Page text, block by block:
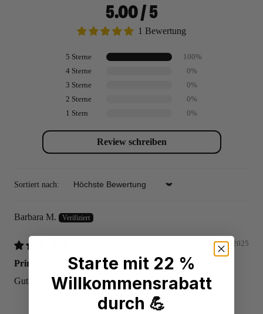
5.00 / 5
1 Bewertung
5 Sterne
100%
4 Sterne
0%
3 Sterne
0%
2 Sterne
0%
1 Stern
0%
Review schreiben
Sortiert nach: Sort by
Barbara M.
09/24/2025
Prima
Gut und bekömmlich
Starte mit 22 %
Willkommensrabatt
durch 💪